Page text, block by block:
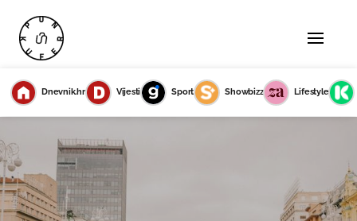
Dnevnik.hr Vijesti Sport Showbizz Lifestyle